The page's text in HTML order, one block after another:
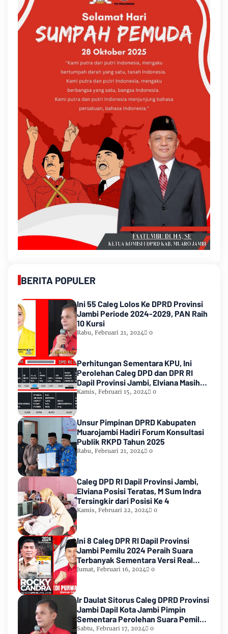
BERITA POPULER
Ini 55 Caleg Lolos Ke DPRD Provinsi
Jambi Periode 2024-2029, PAN Raih
10 Kursi
Rabu, Februari 21, 2024 0
Perhitungan Sementara KPU, Ini
Perolehan Caleg DPD dan DPR RI
Dapil Provinsi Jambi, Elviana Masih
Urutan Kedua Teratas
Kamis, Februari 15, 2024 0
Unsur Pimpinan DPRD Kabupaten
Muarojambi Hadiri Forum Konsultasi
Publik RKPD Tahun 2025
Rabu, Februari 21, 2024 0
Caleg DPD RI Dapil Provinsi Jambi,
Elviana Posisi Teratas, M Sum Indra
Tersingkir dari Posisi Ke 4
Kamis, Februari 22, 2024 0
Ini 8 Caleg DPR RI Dapil Provinsi
Jambi Pemilu 2024 Peraih Suara
Terbanyak Sementara Versi Real
Count KPU RI
Jumat, Februari 16, 2024 0
Ir Daulat Sitorus Caleg DPRD Provinsi
Jambi Dapil Kota Jambi Pimpin
Sementara Perolehan Suara Pemilu
2024
Sabtu, Februari 17, 2024 0